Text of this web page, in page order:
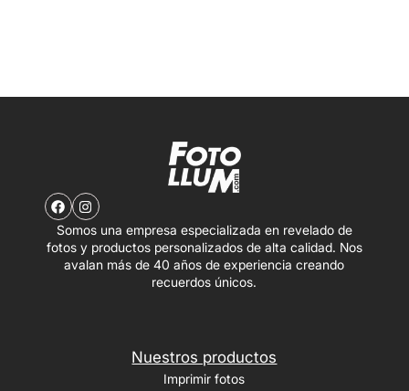
Somos una empresa especializada en revelado de
fotos y productos personalizados de alta calidad. Nos
avalan más de 40 años de experiencia creando
recuerdos únicos.
Nuestros productos
Imprimir fotos